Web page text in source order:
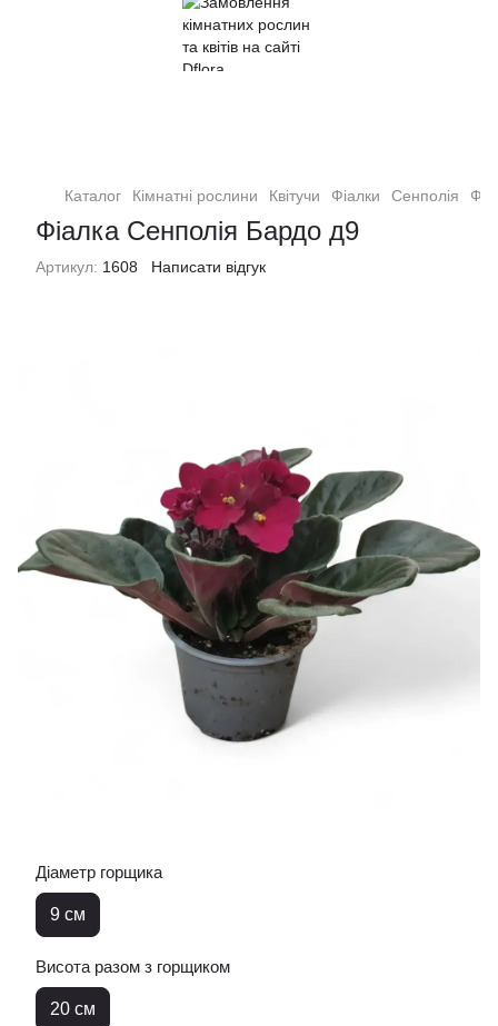
Кімнатні рослини та квіти
Каталог Кімнатні рослини Квітучи Фіалки Сенполія
Фіалка Сенполія Бардо д9
Артикул: 1608 Написати відгук
Діаметр горщика
9 см
Висота разом з горщиком
20 см